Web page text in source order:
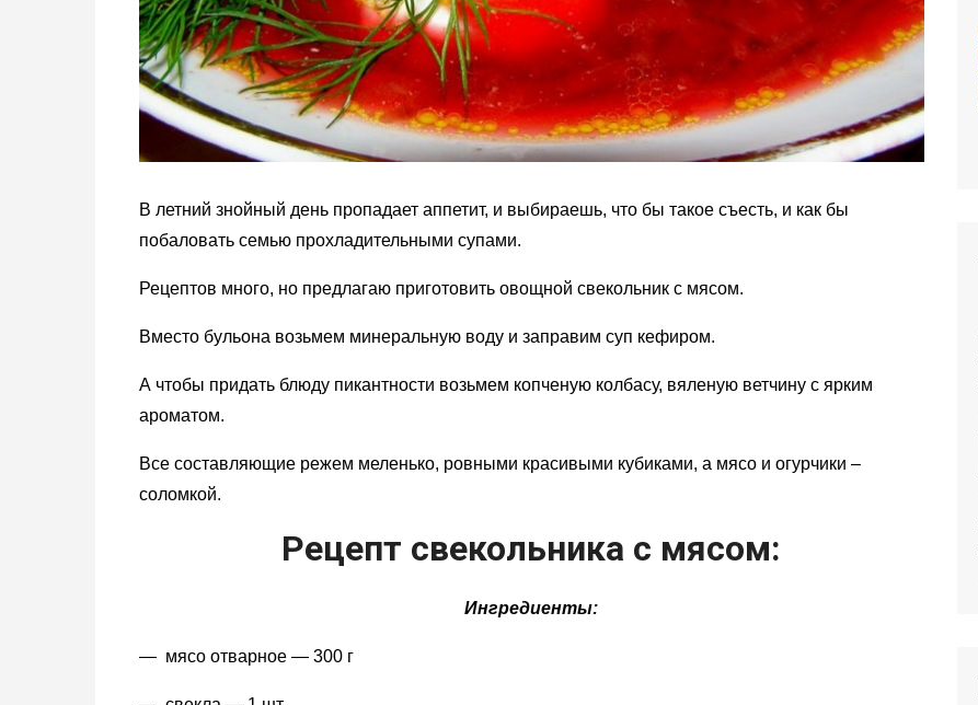
В летний знойный день пропадает аппетит, и выбираешь, что бы такое съесть, и как бы
побаловать семью прохладительными супами.
Рецептов много, но предлагаю приготовить овощной свекольник с мясом.
Вместо бульона возьмем минеральную воду и заправим суп кефиром.
А чтобы придать блюду пикантности возьмем копченую колбасу, вяленую ветчину с ярким
ароматом.
Все составляющие режем меленько, ровными красивыми кубиками, а мясо и огурчики –
соломкой.
Рецепт свекольника с мясом:
Ингредиенты:
— мясо отварное — 300 г